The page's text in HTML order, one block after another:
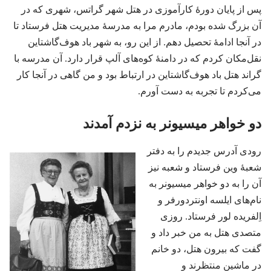
پس از پایان دورهٔ کارآموزی در هتل شهر گراتس،‏ شهری که در
آن بزرگ شده بودم،‏ مادرم مرا به مدرسهٔ مدیریت هتل فرستاد تا
در آنجا ادامهٔ تحصیل دهم.‏ از این رو،‏ به شهر باد هوف‌گاشتاین
نقل‌مکان کردم که در دامنهٔ کوه‌های آلپ قرار دارد.‏ آن مدرسه با
گراند هتل باد هوف‌گاشتاین در ارتباط بود و من گاهی در آنجا کار
می‌کردم تا تجربه به دست آورم.‏
دو خواهر میسیونر به نزدم آمدند
رودی آدرس جدیدم را به دفتر
شعبهٔ وین فرستاد و شعبه نیز
آن را به دو خواهر میسیونر به
نام‌های ایلسه اونتردورفر و
اِلفریده لور فرستاد.‏ روزی
متصدی هتل به من خبر داد و
گفت که بیرون هتل،‏ دو خانم
در ماشین منتظرند و